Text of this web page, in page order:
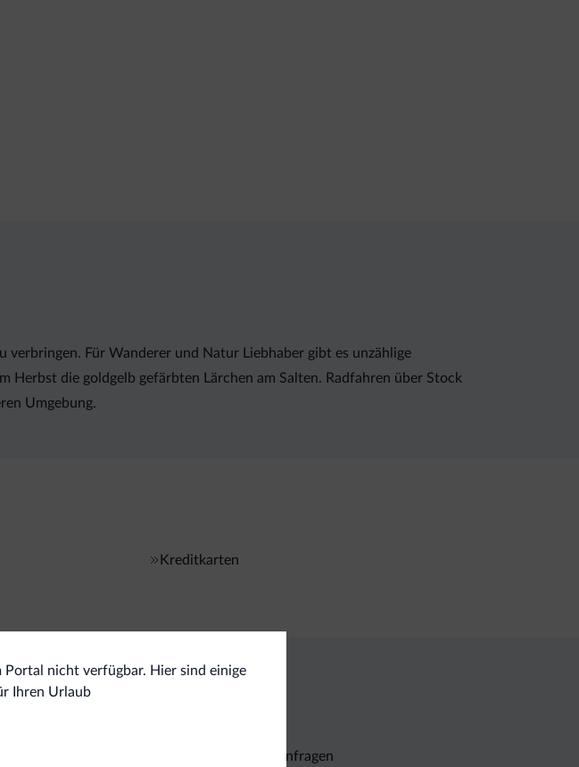
Für Wanderer und Natur Liebhaber gibt es unzählige
die goldgelb gefärbten Lärchen am Salten. Radfahren über Stock
Umgebung.
Kreditkarten
Portal nicht verfügbar. Hier sind einige
Ihren Urlaub
Unverbindliche Anfragen